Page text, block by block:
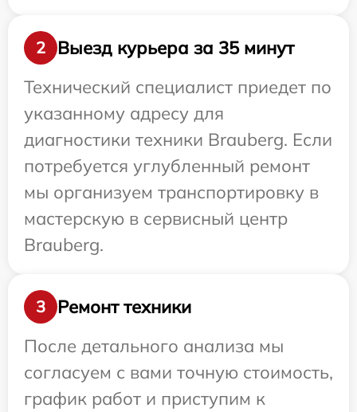
2
Выезд курьера за 35 минут
Технический специалист приедет по
указанному адресу для
диагностики техники Brauberg. Если
потребуется углубленный ремонт
мы организуем транспортировку в
мастерскую в сервисный центр
Brauberg.
3
Ремонт техники
После детального анализа мы
согласуем с вами точную стоимость,
график работ и приступим к